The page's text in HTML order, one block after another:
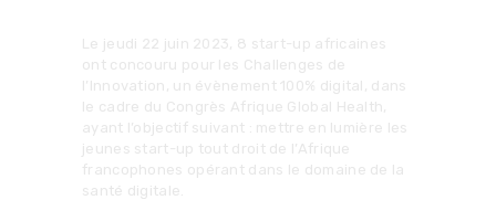
Le jeudi 22 juin 2023, 8 start-up africaines
ont concouru pour les Challenges de
l’Innovation, un évènement 100% digital, dans
le cadre du Congrès Afrique Global Health,
ayant l’objectif suivant : mettre en lumière les
jeunes start-up tout droit de l’Afrique
francophones opérant dans le domaine de la
santé digitale.